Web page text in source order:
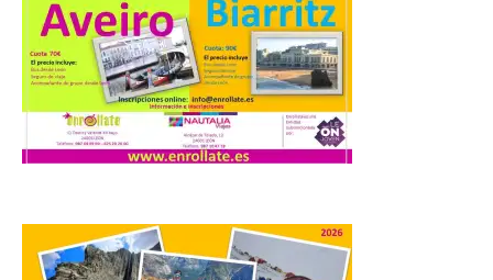
9 Ago 2026
Nueva edición de León
de…viaje. Una iniciativa
organizado por la sección
juvenil de la Asociación
Enróllate, la Asociación
jóvenes “Enredando.info”. Miguel Robles
nos envía la vigésima fotografía de […]